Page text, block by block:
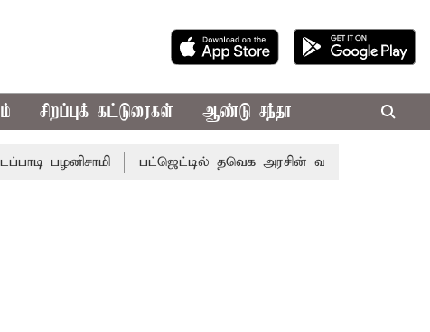
சிறப்புக் கட்டுரைகள் ஆண்டு சந்தா
பட்ஜெட்டில் தவெக அரசின் வாக்குறுதிகள் இல்லை -